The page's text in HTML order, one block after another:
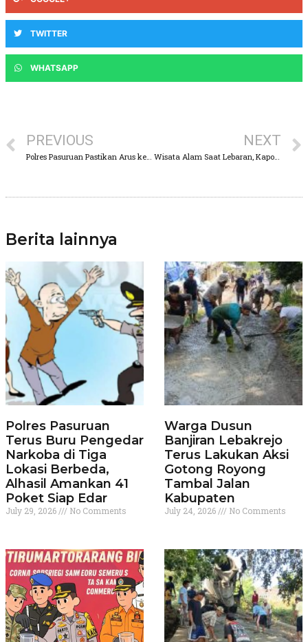
TWITTER
WHATSAPP
PREVIOUS
Polres Pasuruan Pastikan Arus ke Taman Safari Indonesia 2 Prigen Masih Lancar
NEXT
Wisata Alam Saat Lebaran, Kapolres Pasuruan Cek Lokasi Lansung
Berita lainnya
Polres Pasuruan
Terus Buru Pengedar
Narkoba di Tiga
Lokasi Berbeda,
Alhasil Amankan 41
Poket Siap Edar
July 29, 2026 No Comments
Warga Dusun
Banjiran Lebakrejo
Terus Lakukan Aksi
Gotong Royong
Tambal Jalan
Kabupaten
July 24, 2026 No Comments